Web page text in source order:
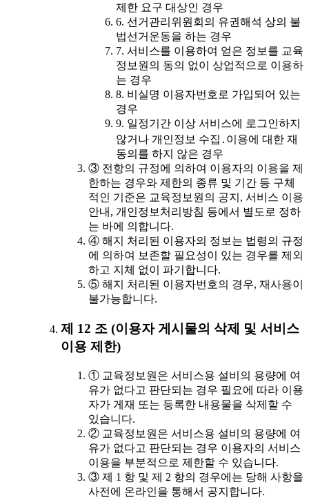
제한 요구 대상인 경우
6. 선거관리위원회의 유권해석 상의 불
법선거운동을 하는 경우
7. 서비스를 이용하여 얻은 정보를 교육
정보원의 동의 없이 상업적으로 이용하
는 경우
8. 비실명 이용자번호로 가입되어 있는
경우
9. 일정기간 이상 서비스에 로그인하지
않거나 개인정보 수집․이용에 대한 재
동의를 하지 않은 경우
③ 전항의 규정에 의하여 이용자의 이용을 제
한하는 경우와 제한의 종류 및 기간 등 구체
적인 기준은 교육정보원의 공지, 서비스 이용
안내, 개인정보처리방침 등에서 별도로 정하
는 바에 의합니다.
④ 해지 처리된 이용자의 정보는 법령의 규정
에 의하여 보존할 필요성이 있는 경우를 제외
하고 지체 없이 파기합니다.
⑤ 해지 처리된 이용자번호의 경우, 재사용이
불가능합니다.
제 12 조 (이용자 게시물의 삭제 및 서비스
이용 제한)
① 교육정보원은 서비스용 설비의 용량에 여
유가 없다고 판단되는 경우 필요에 따라 이용
자가 게재 또는 등록한 내용물을 삭제할 수
있습니다.
② 교육정보원은 서비스용 설비의 용량에 여
유가 없다고 판단되는 경우 이용자의 서비스
이용을 부분적으로 제한할 수 있습니다.
③ 제 1 항 및 제 2 항의 경우에는 당해 사항을
사전에 온라인을 통해서 공지합니다.